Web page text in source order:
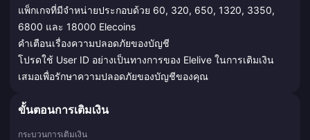
แพ็กเกจที่มีจำหน่ายประกอบด้วย 60, 320, 650, 1320, 3350,
6800 และ 18000 Elecoins
คำเตือนเรื่องความปลอดภัยของบัญชี
โปรดใช้ User ID อย่างเป็นทางการของ Elelive ในการเติมเงิน
เสมอเพื่อรักษาความปลอดภัยของบัญชีของคุณ
ขั้นตอนการเติมเงิน
กระบวนการเติมเงิน